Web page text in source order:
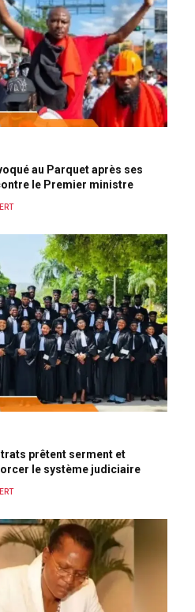
au Parquet après ses
le Premier ministre
prêtent serment et
le système judiciaire